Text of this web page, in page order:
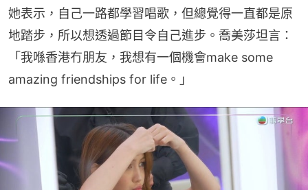
她表示，自己一路都學習唱歌，但總覺得一直都是原
地踏步，所以想透過節目令自己進步。喬美莎坦言：
「我喺香港冇朋友，我想有一個機會make some
amazing friendships for life。」